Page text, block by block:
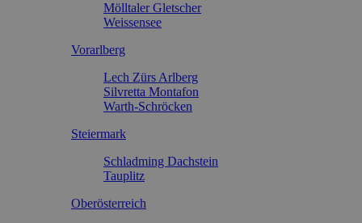
Mölltaler Gletscher
Weissensee
Vorarlberg
Lech Zürs Arlberg
Silvretta Montafon
Warth-Schröcken
Steiermark
Schladming Dachstein
Tauplitz
Oberösterreich